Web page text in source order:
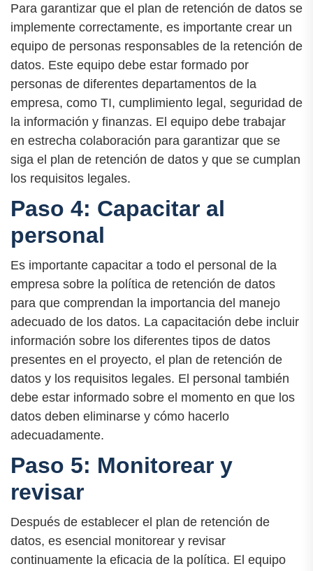
Para garantizar que el plan de retención de datos se
implemente correctamente, es importante crear un
equipo de personas responsables de la retención de
datos. Este equipo debe estar formado por
personas de diferentes departamentos de la
empresa, como TI, cumplimiento legal, seguridad de
la información y finanzas. El equipo debe trabajar
en estrecha colaboración para garantizar que se
siga el plan de retención de datos y que se cumplan
los requisitos legales.
Paso 4: Capacitar al
personal
Es importante capacitar a todo el personal de la
empresa sobre la política de retención de datos
para que comprendan la importancia del manejo
adecuado de los datos. La capacitación debe incluir
información sobre los diferentes tipos de datos
presentes en el proyecto, el plan de retención de
datos y los requisitos legales. El personal también
debe estar informado sobre el momento en que los
datos deben eliminarse y cómo hacerlo
adecuadamente.
Paso 5: Monitorear y
revisar
Después de establecer el plan de retención de
datos, es esencial monitorear y revisar
continuamente la eficacia de la política. El equipo